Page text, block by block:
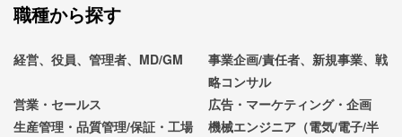
職種から探す
経営、役員、管理者、MD/GM
事業企画/責任者、新規事業、戦
略コンサル
営業・セールス
広告・マーケティング・企画
生産管理・品質管理/保証・工場
機械エンジニア（電気/電子/半